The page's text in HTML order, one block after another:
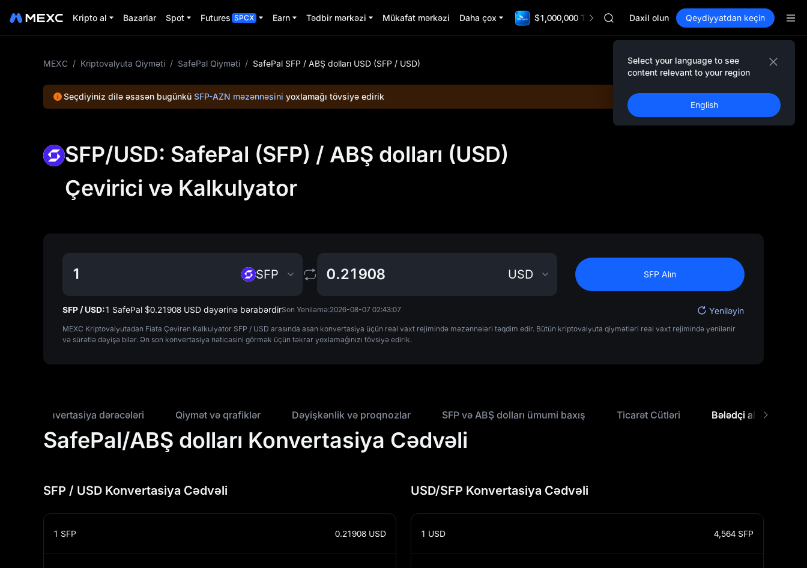
Kripto al Bazarlar Spot Futures SPCX Earn Tədbir mərkəzi Mükafat mərkəzi Daha çox $1,000,000 TradFi GalaCASHCAT
UNITREE
Unitree Future Now Live
GOLD(XAU)
SPCX
CASHCAT
HFT
UNITREE
Daxil olun Qeydiyyatdan keçin
Select your language to see
content relevant to your region
English
MEXC / Kriptovalyuta Qiyməti / SafePal Qiyməti / SafePal SFP / ABŞ dolları USD (SFP / USD)
Seçdiyiniz dilə əsasən bugünkü SFP-AZN məzənnəsini yoxlamağı tövsiyə edirik
SFP/USD: SafePal (SFP) / ABŞ dolları (USD)
Çevirici və Kalkulyator
SFP USD SFP Alın
SFP / USD:1 SafePal $‎0.21908 USD dəyərinə bərabərdirSon Yeniləmə:2026-08-07 02:43:07 Yeniləyin
MEXC Kriptovalyutadan Fiata Çevirən Kalkulyator SFP / USD arasında asan konvertasiya üçün real vaxt rejimində məzənnələri təqdim edir. Bütün kriptovalyuta qiymətləri real vaxt rejimində yenilənir
və sürətlə dəyişə bilər. Ən son konvertasiya nəticəsini görmək üçün təkrar yoxlamağınızı tövsiyə edirik.
Konvertasiya dərəcələri Qiymət və qrafiklər Dəyişkənlik və proqnozlar SFP və ABŞ dolları ümumi baxış Ticarət Cütləri Bələdçi alın
SafePal/ABŞ dolları Konvertasiya Cədvəli
SFP / USD Konvertasiya Cədvəli USD/SFP Konvertasiya Cədvəli
1 SFP 0.21908 USD 1 USD 4,564 SFP